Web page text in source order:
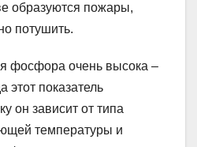
образуются пожары,
потушить.
фосфора очень высока –
этот показатель
он зависит от типа
температуры и